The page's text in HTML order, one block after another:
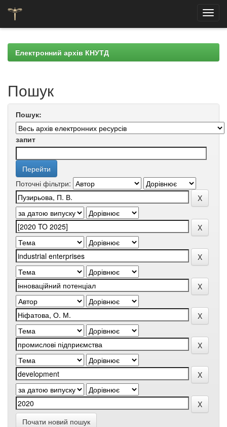
navigationЕлектронний архів КНУТД
Пошук
Пошук:
запит
Поточні фільтри:
Почати новий пошук